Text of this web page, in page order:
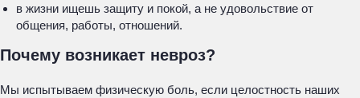
в жизни ищешь защиту и покой, а не удовольствие от
общения, работы, отношений.
Почему возникает невроз?
Мы испытываем физическую боль, если целостность наших